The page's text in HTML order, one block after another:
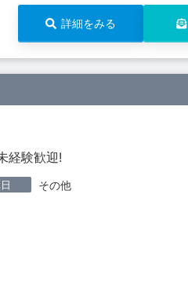
詳細をみる
経験歓迎!
その他